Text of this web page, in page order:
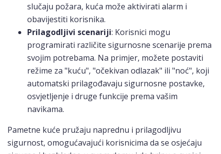
slučaju požara, kuća može aktivirati alarm i
obavijestiti korisnika.
Prilagodljivi scenariji: Korisnici mogu
programirati različite sigurnosne scenarije prema
svojim potrebama. Na primjer, možete postaviti
režime za "kuću", "očekivan odlazak" ili "noć", koji
automatski prilagođavaju sigurnosne postavke,
osvjetljenje i druge funkcije prema vašim
navikama.
Pametne kuće pružaju naprednu i prilagodljivu
sigurnost, omogućavajući korisnicima da se osjećaju